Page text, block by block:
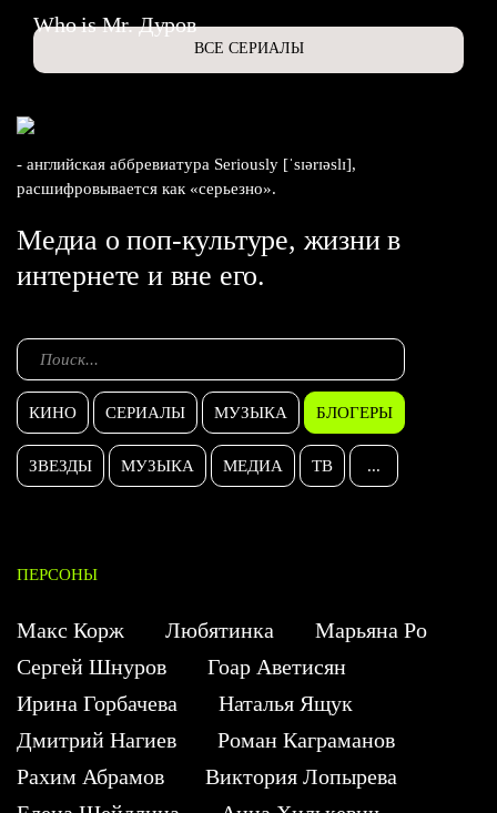
Who is Mr. Дуров
ВСЕ СЕРИАЛЫ
- английская аббревиатура Seriously [ˈsɪərɪəslɪ],
расшифровывается как «серьезно».
Медиа о поп-культуре, жизни в
интернете и вне его.
КИНО СЕРИАЛЫ МУЗЫКА БЛОГЕРЫ
ЗВЕЗДЫ МУЗЫКА МЕДИА ТВ ...
ПЕРСОНЫ
Макс Корж Любятинка
Марьяна Ро
Сергей Шнуров
Гоар Аветисян
Ирина Горбачева
Наталья Ящук
Дмитрий Нагиев
Роман Каграманов
Рахим Абрамов
Виктория Лопырева